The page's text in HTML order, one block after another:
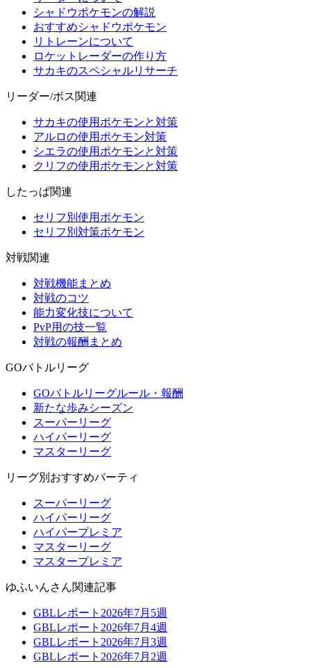
シャドウポケモンの解説
おすすめシャドウポケモン
リトレーンについて
ロケットレーダーの作り方
サカキのスペシャルリサーチ
リーダー/ボス関連
サカキの使用ポケモンと対策
アルロの使用ポケモン対策
シエラの使用ポケモンと対策
クリフの使用ポケモンと対策
したっぱ関連
セリフ別使用ポケモン
セリフ別対策ポケモン
対戦関連
対戦機能まとめ
対戦のコツ
能力変化技について
PvP用の技一覧
対戦の報酬まとめ
GOバトルリーグ
GOバトルリーグルール・報酬
新たな歩みシーズン
スーパーリーグ
ハイパーリーグ
マスターリーグ
リーグ別おすすめパーティ
スーパーリーグ
ハイパーリーグ
ハイパープレミア
マスターリーグ
マスタープレミア
ゆふいんさん関連記事
GBLレポート2026年7月5週
GBLレポート2026年7月4週
GBLレポート2026年7月3週
GBLレポート2026年7月2週